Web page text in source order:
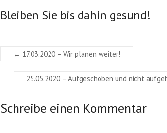
Bleiben Sie bis dahin gesund!
← 17.03.2020 – Wir planen weiter!
25.05.2020 – Aufgeschoben und nicht
Schreibe einen Kommentar